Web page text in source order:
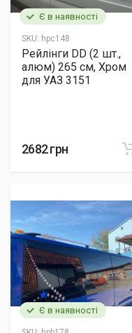
Є в наявності
SKU: hpc148
Рейлінги DD (2 шт.,
алюм) 265 см, Хром
для УАЗ 3151
2682 грн
Є в наявності